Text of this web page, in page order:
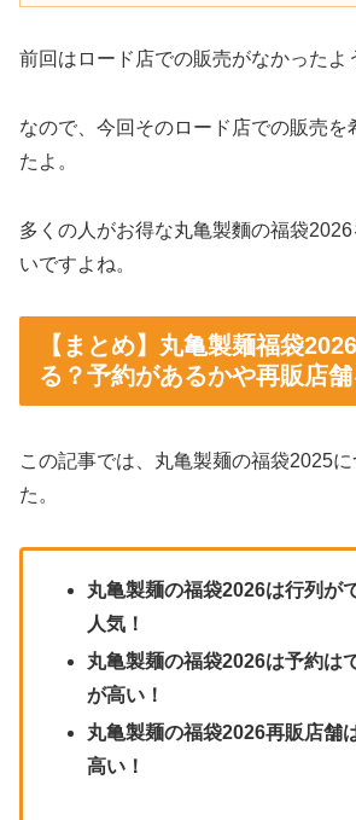
前回はロード店での販売がなかったよ
なので、今回そのロード店での販売を
たよ。
多くの人がお得な丸亀製麵の福袋
いですよね。
【まとめ】丸亀製麺福袋
る？予約があるかや再販店舗
この記事では、丸亀製麺の福袋2025
た。
丸亀製麺の福袋2026は行列が
人気！
丸亀製麺の福袋2026は予約は
が高い！
丸亀製麺の福袋2026再販店舗
高い！